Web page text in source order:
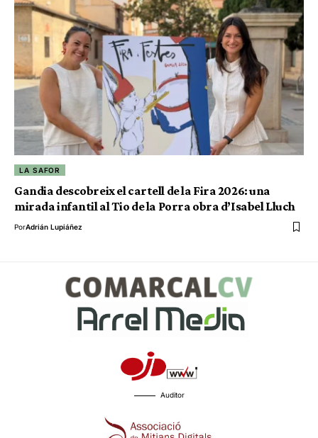
LA SAFOR
Gandia descobreix el cartell de la Fira 2026: una
mirada infantil al Tio de la Porra obra d’Isabel Lluch
PorAdrián Lupiáñez
Auditor